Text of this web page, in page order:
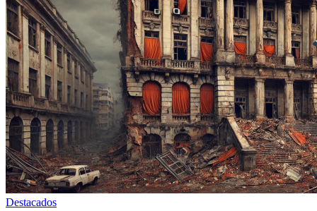
Destacados